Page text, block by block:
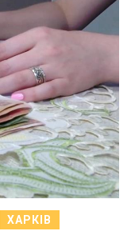
ХАРКІВ